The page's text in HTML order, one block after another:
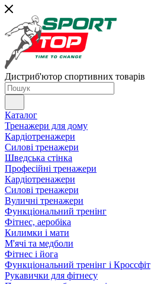
Дистриб'ютор спортивних товарів
Каталог
Тренажери для дому
Кардіотренажери
Силові тренажери
Шведська стінка
Професійні тренажери
Кардіотренажери
Силові тренажери
Вуличні тренажери
Функціональний тренінг
Фітнес, аеробіка
Килимки і мати
М'ячі та медболи
Фітнес і йога
Функціональний тренінг і Кроссфіт
Рукавички для фітнесу